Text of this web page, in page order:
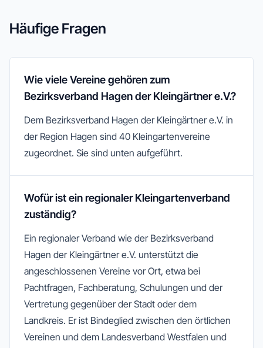
Häufige Fragen
Wie viele Vereine gehören zum
Bezirksverband Hagen der Kleingärtner e.V.?
Dem Bezirksverband Hagen der Kleingärtner e.V. in
der Region Hagen sind 40 Kleingartenvereine
zugeordnet. Sie sind unten aufgeführt.
Wofür ist ein regionaler Kleingartenverband
zuständig?
Ein regionaler Verband wie der Bezirksverband
Hagen der Kleingärtner e.V. unterstützt die
angeschlossenen Vereine vor Ort, etwa bei
Pachtfragen, Fachberatung, Schulungen und der
Vertretung gegenüber der Stadt oder dem
Landkreis. Er ist Bindeglied zwischen den örtlichen
Vereinen und dem Landesverband Westfalen und